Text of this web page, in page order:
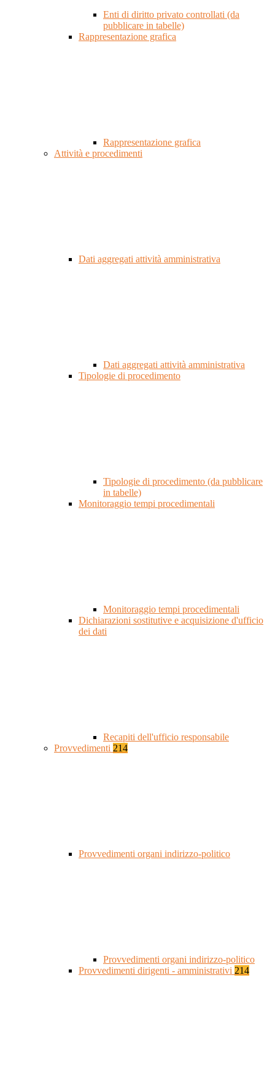
Enti di diritto privato controllati (da
pubblicare in tabelle)
Rappresentazione grafica
Rappresentazione grafica
Attività e procedimenti
Dati aggregati attività amministrativa
Dati aggregati attività amministrativa
Tipologie di procedimento
Tipologie di procedimento (da pubblicare
in tabelle)
Monitoraggio tempi procedimentali
Monitoraggio tempi procedimentali
Dichiarazioni sostitutive e acquisizione d'ufficio
dei dati
Recapiti dell'ufficio responsabile
Provvedimenti 214
Provvedimenti organi indirizzo-politico
Provvedimenti organi indirizzo-politico
Provvedimenti dirigenti - amministrativi 214